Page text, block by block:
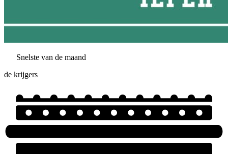
Snelste van de maand
de krijgers